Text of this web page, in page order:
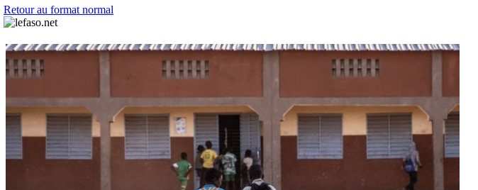
Retour au format normal